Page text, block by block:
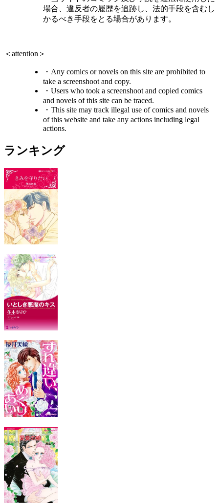
場合、違反者の履歴を追跡し、法的手段を含むし
かるべき手段をとる場合があります。
＜attention＞
・Any comics or novels on this site are prohibited to
take a screenshoot and copy.
・Users who took a screenshoot and copied comics
and novels of this site can be traced.
・This site may track illegal use of comics and novels
of this website and take any actions including legal
actions.
ランキング